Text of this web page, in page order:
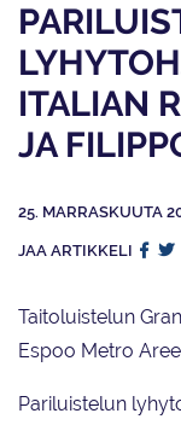
ITALIAN
JA
25. MARRASKUUTA
JAA ARTIKKELI
Taitoluistelun
Espoo Metro
Pariluistelun